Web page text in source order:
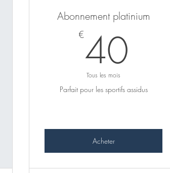
Abonnement platinium
€40
Tous les mois
Parfait pour les sportifs assidus
Acheter